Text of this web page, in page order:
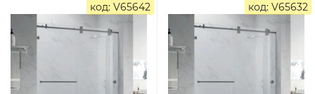
код: V65642 код: V65632